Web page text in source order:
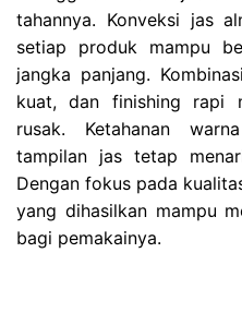
tahannya. Konveksi jas
setiap produk mampu
jangka panjang.
kuat, dan finishing rapi
rusak. Ketahanan
tampilan jas tetap
Dengan fokus pada
yang dihasilkan mampu
bagi pemakainya.